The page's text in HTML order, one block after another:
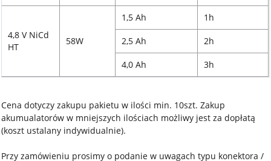
4,8 V NiCd
HT
58W
1,5 Ah 1h
2,5 Ah 2h
4,0 Ah 3h
Cena dotyczy zakupu pakietu w ilości min. 10szt. Zakup
akumualatorów w mniejszych ilościach możliwy jest za dopłatą
(koszt ustalany indywidualnie).
Przy zamówieniu prosimy o podanie w uwagach typu konektora /